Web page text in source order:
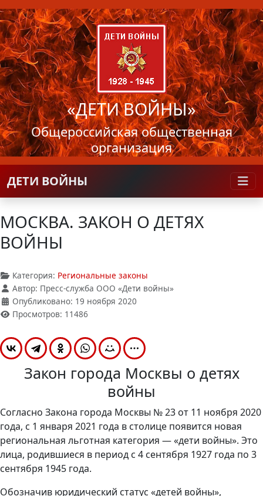
«ДЕТИ ВОЙНЫ»
Общероссийская общественная
организация
ДЕТИ ВОЙНЫ
МОСКВА. ЗАКОН О ДЕТЯХ
ВОЙНЫ
Категория: Региональные законы
Автор: Пресс-служба ООО «Дети войны»
Опубликовано: 19 ноября 2020
Просмотров: 11486
Закон города Москвы о детях
войны
Согласно Закона города Москвы № 23 от 11 ноября 2020
года, с 1 января 2021 года в столице появится новая
региональная льготная категория — «дети войны». Это
лица, родившиеся в период с 4 сентября 1927 года по 3
сентября 1945 года.
Обозначив юридический статус «детей войны»,